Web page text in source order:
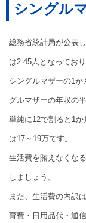
シングル
総務省統計局が公表
は2.45人となってお
シングルマザーの1
グルマザーの年収の
単純に12で割ると1
は17～19万です。
生活費を賄えなくな
しましょう。
また、生活費の内訳
育費・日用品代・通